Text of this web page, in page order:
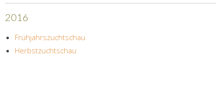
2016
Frühjahrszuchtschau
Herbstzuchtschau